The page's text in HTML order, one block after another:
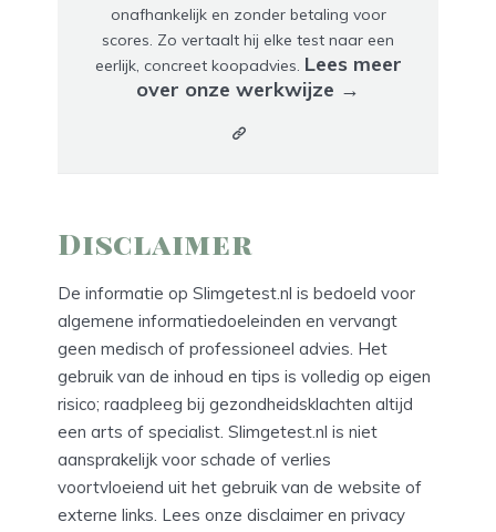
onafhankelijk en zonder betaling voor
scores. Zo vertaalt hij elke test naar een
eerlijk, concreet koopadvies. Lees meer
over onze werkwijze →
Disclaimer
De informatie op Slimgetest.nl is bedoeld voor
algemene informatiedoeleinden en vervangt
geen medisch of professioneel advies. Het
gebruik van de inhoud en tips is volledig op eigen
risico; raadpleeg bij gezondheidsklachten altijd
een arts of specialist. Slimgetest.nl is niet
aansprakelijk voor schade of verlies
voortvloeiend uit het gebruik van de website of
externe links. Lees onze disclaimer en privacy